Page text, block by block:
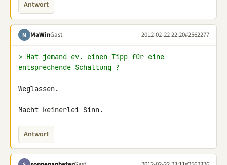
Antwort
M MaWinGast 2012-02-22 22:20#2562277
> Hat jemand ev. einen Tipp für eine
entsprechende Schaltung ?
Weglassen.
Macht keinerlei Sinn.
Antwort